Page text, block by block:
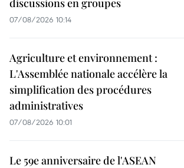
discussions en groupes
07/08/2026 10:14
Agriculture et environnement :
L'Assemblée nationale accélère la
simplification des procédures
administratives
07/08/2026 10:01
Le 59e anniversaire de l'ASEAN